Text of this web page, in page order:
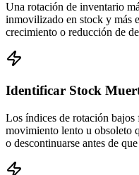
Una rotación de inventario
inmovilizado en stock y más
crecimiento o reducción de
Identificar Stock
Los índices de rotación bajos
movimiento lento u obsoleto
o descontinuarse antes de